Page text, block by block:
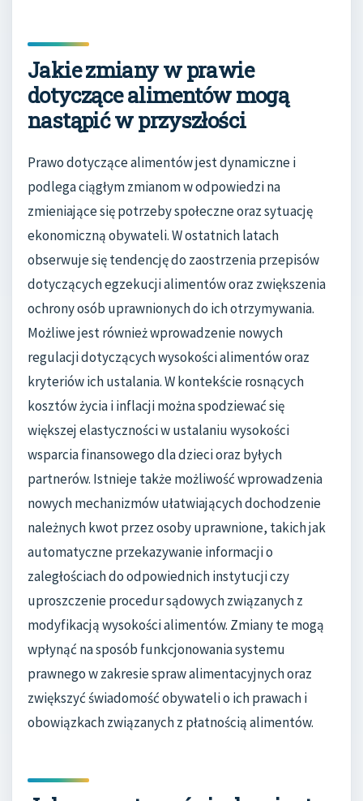
Jakie zmiany w prawie
dotyczące alimentów mogą
nastąpić w przyszłości
Prawo dotyczące alimentów jest dynamiczne i
podlega ciągłym zmianom w odpowiedzi na
zmieniające się potrzeby społeczne oraz sytuację
ekonomiczną obywateli. W ostatnich latach
obserwuje się tendencję do zaostrzenia przepisów
dotyczących egzekucji alimentów oraz zwiększenia
ochrony osób uprawnionych do ich otrzymywania.
Możliwe jest również wprowadzenie nowych
regulacji dotyczących wysokości alimentów oraz
kryteriów ich ustalania. W kontekście rosnących
kosztów życia i inflacji można spodziewać się
większej elastyczności w ustalaniu wysokości
wsparcia finansowego dla dzieci oraz byłych
partnerów. Istnieje także możliwość wprowadzenia
nowych mechanizmów ułatwiających dochodzenie
należnych kwot przez osoby uprawnione, takich jak
automatyczne przekazywanie informacji o
zaległościach do odpowiednich instytucji czy
uproszczenie procedur sądowych związanych z
modyfikacją wysokości alimentów. Zmiany te mogą
wpłynąć na sposób funkcjonowania systemu
prawnego w zakresie spraw alimentacyjnych oraz
zwiększyć świadomość obywateli o ich prawach i
obowiązkach związanych z płatnością alimentów.